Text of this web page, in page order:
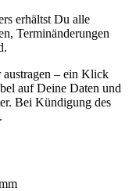
erhältst Du alle
Terminänderungen
– ein Klick
auf Deine Daten und
Bei Kündigung des